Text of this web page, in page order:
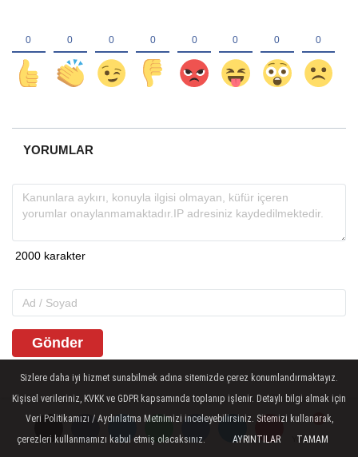
Yorumlar
Yorumlar
YORUMLAR
Gönder
İLGINIZI ÇEKEBILIR
Yorumlar
Sizlere daha iyi hizmet sunabilmek adına sitemizde çerez konumlandırmaktayız.
Kişisel verileriniz, KVKK ve GDPR kapsamında toplanıp işlenir. Detaylı bilgi almak için
Veri Politikamızı / Aydınlatma Metnimizi inceleyebilirsiniz. Sitemizi kullanarak,
çerezleri kullanmamızı kabul etmiş olacaksınız.
AYRINTILAR TAMAM